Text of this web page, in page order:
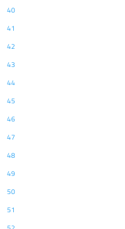
40
41
42
43
44
45
46
47
48
49
50
51